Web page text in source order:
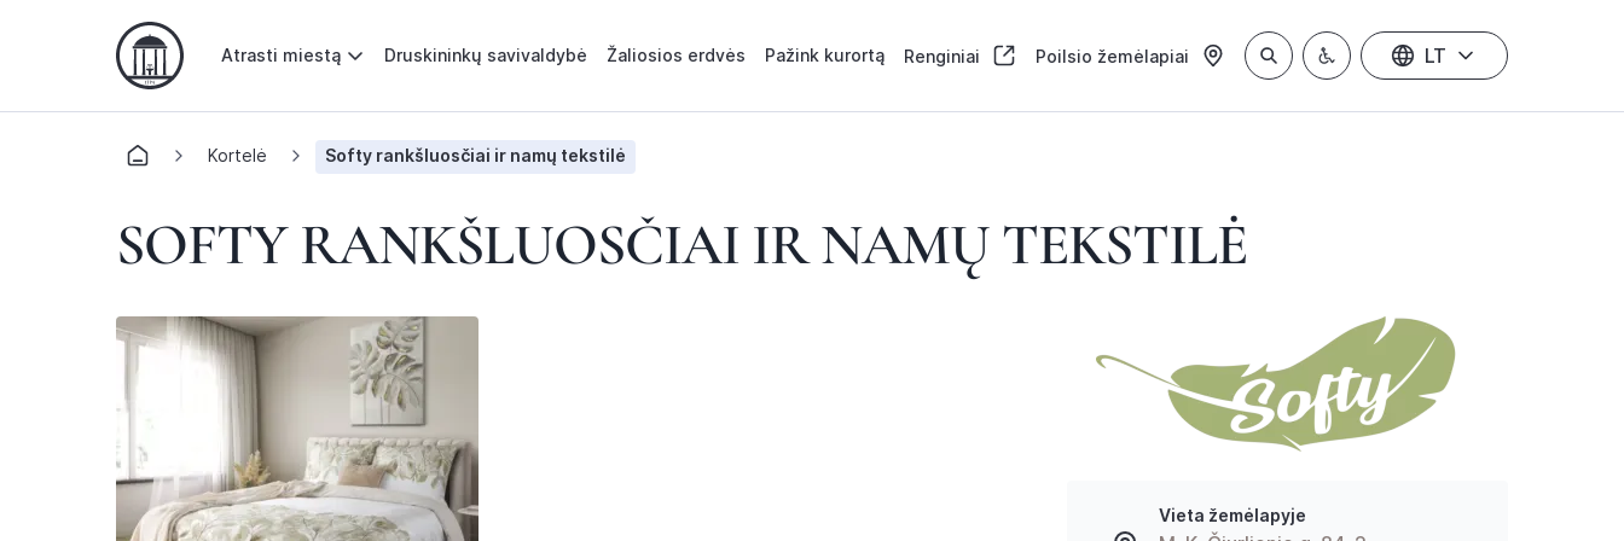
Atrasti miestą Druskininkų savivaldybė Žaliosios erdvės Pažink kurortą Renginiai Poilsio žemėlapiai LT
Kortelė Softy rankšluosčiai ir namų tekstilė
SOFTY RANKŠLUOSČIAI IR NAMŲ TEKSTILĖ
Vieta žemėlapyje